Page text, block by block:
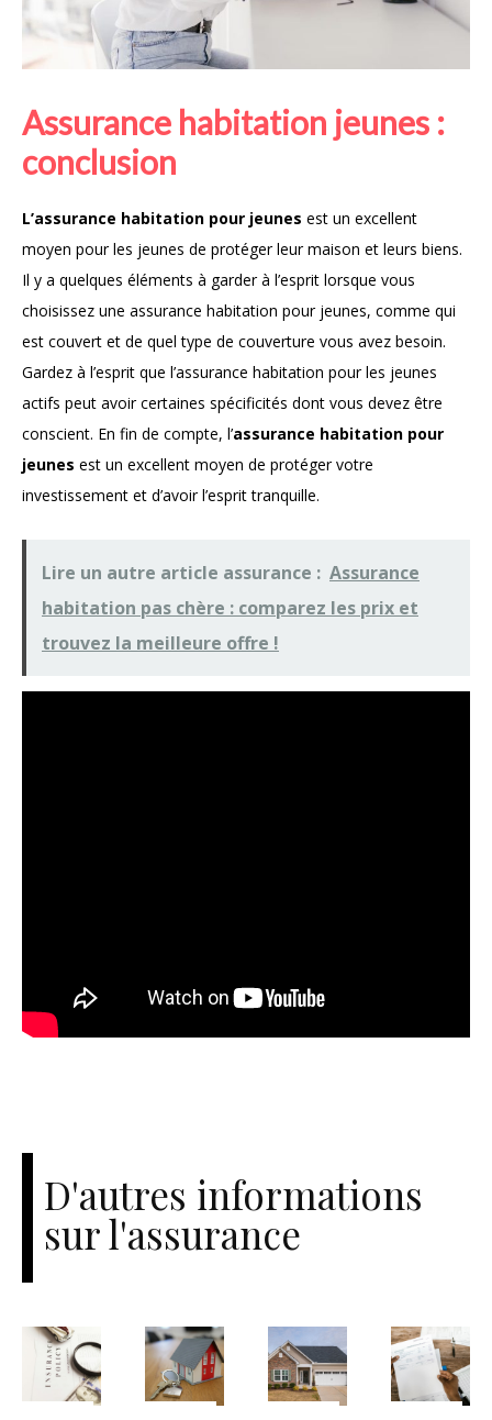
Assurance habitation jeunes :
conclusion
L’assurance habitation pour jeunes est un excellent
moyen pour les jeunes de protéger leur maison et leurs biens.
Il y a quelques éléments à garder à l’esprit lorsque vous
choisissez une assurance habitation pour jeunes, comme qui
est couvert et de quel type de couverture vous avez besoin.
Gardez à l’esprit que l’assurance habitation pour les jeunes
actifs peut avoir certaines spécificités dont vous devez être
conscient. En fin de compte, l’assurance habitation pour
jeunes est un excellent moyen de protéger votre
investissement et d’avoir l’esprit tranquille.
Lire un autre article assurance : Assurance
habitation pas chère : comparez les prix et
trouvez la meilleure offre !
D'autres informations
sur l'assurance